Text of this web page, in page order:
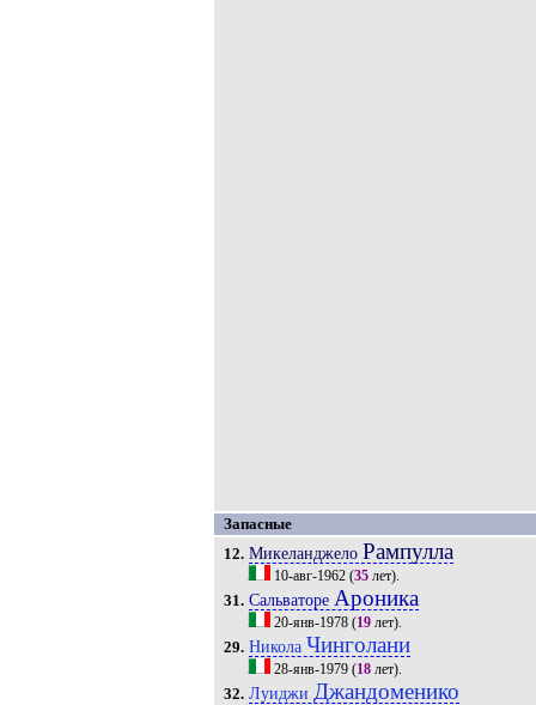
Запасные
12. Микеланджело Рампулла
10-авг-1962(35лет).
31. Сальваторе Ароника
20-янв-1978(19лет).
29. Никола Чинголани
28-янв-1979(18лет).
32. Луиджи Джандоменико